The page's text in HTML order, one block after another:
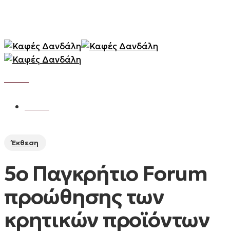
main
content
Έκθεση
5ο Παγκρήτιο Forum
προώθησης των
κρητικών προϊόντων